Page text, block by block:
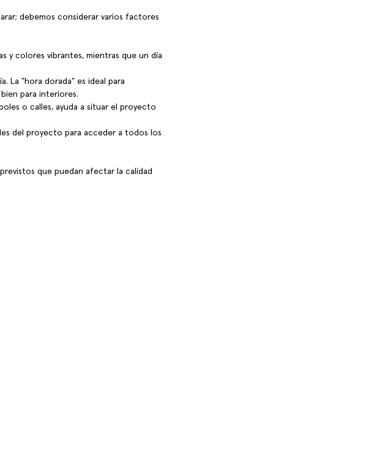
debemos considerar varios factores
y colores vibrantes, mientras que un día
La "hora dorada" es ideal para
para interiores.
o calles, ayuda a situar el proyecto
del proyecto para acceder a todos los
que puedan afectar la calidad